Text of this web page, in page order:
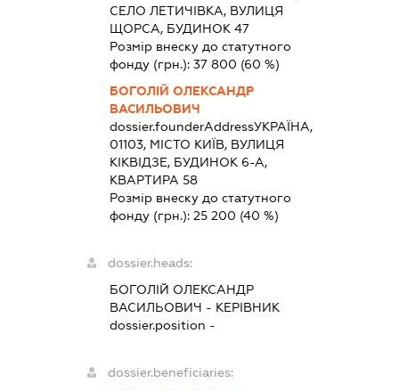
СЕЛО ЛЕТИЧІВКА, ВУЛИЦЯ
ЩОРСА, БУДИНОК 47
Розмір внеску до статутного
фонду (грн.):37 800 (60 %)
БОГОЛІЙ ОЛЕКСАНДР
ВАСИЛЬОВИЧ
dossier.founderAddressУКРАЇНА,
01103, МІСТО КИЇВ, ВУЛИЦЯ
КІКВІДЗЕ, БУДИНОК 6-А,
КВАРТИРА 58
Розмір внеску до статутного
фонду (грн.):25 200 (40 %)
dossier.heads:
БОГОЛІЙ ОЛЕКСАНДР
ВАСИЛЬОВИЧ - КЕРІВНИК
dossier.position -
dossier.beneficiaries: